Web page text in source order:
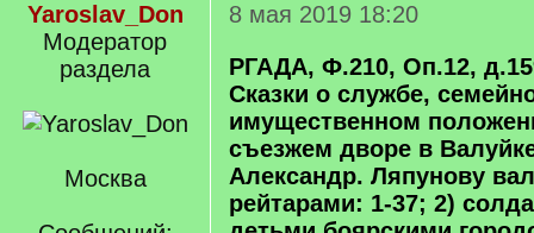
Yaroslav_Don
Модератор
раздела
Москва
8 мая 2019 18:20
РГАДА, Ф.210, Оп.12,
Сказки о службе,
имущественном
съезжем дворе в
Александр. Ляпунову
рейтарами: 1-37; 2)